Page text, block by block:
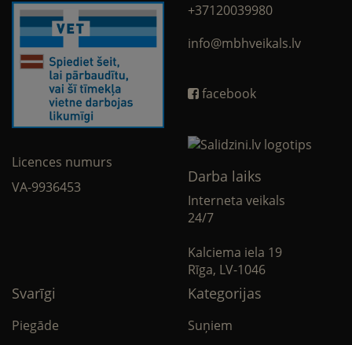
Licences numurs
VA-9936453
+37120039980
info@mbhveikals.lv
facebook
Darba laiks
Interneta veikals
24/7
Kalciema iela 19
Rīga, LV-1046
Svarīgi
Piegāde
Kategorijas
Suņiem